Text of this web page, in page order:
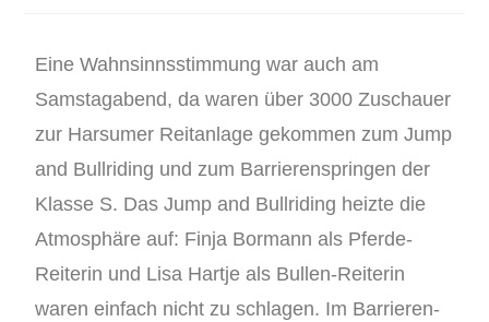
Eine Wahnsinnsstimmung war auch am
Samstagabend, da waren über 3000 Zuschauer
zur Harsumer Reitanlage gekommen zum Jump
and Bullriding und zum Barrierenspringen der
Klasse S. Das Jump and Bullriding heizte die
Atmosphäre auf: Finja Bormann als Pferde-
Reiterin und Lisa Hartje als Bullen-Reiterin
waren einfach nicht zu schlagen. Im Barrieren-